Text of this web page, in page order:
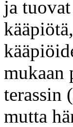
ja
mukaan
terassin
mutta